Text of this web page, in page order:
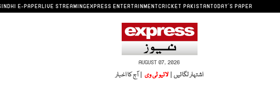
E-PAPERLIVE STREAMINGEXPRESS ENTERTAINMENTCRICKET PAKISTANTODAY'S PAPER
AUGUST 07, 2026
اشتہار لگائیں | لائیو ٹی وی | آج کا اخبار